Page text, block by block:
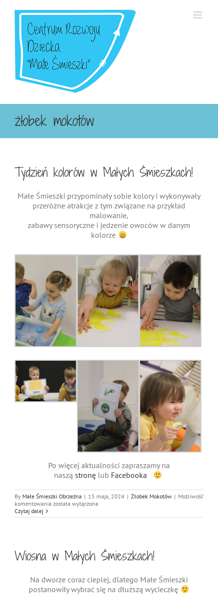
zawartości
żłobek mokotów
Tydzień kolorów w Małych Śmieszkach!
Małe Śmieszki przypominały sobie kolory i wykonywały
przeróżne atrakcje z tym związane na przykład
malowanie,
zabawy sensoryczne i jedzenie owoców w danym
kolorze
Po więcej aktualności zapraszamy na
nasząstronę lub Facebooka
By Małe Śmieszki Obrzeżna | 15 maja, 2024 | Żłobek Mokotów | Możliwość
komentowania Tydzień
w
została wyłączona
Czytaj dalej
Wiosna w Małych Śmieszkach!
Na dworze coraz cieplej, dlatego Małe Śmieszki
postanowiły wybrać się na dłuższą wycieczkę